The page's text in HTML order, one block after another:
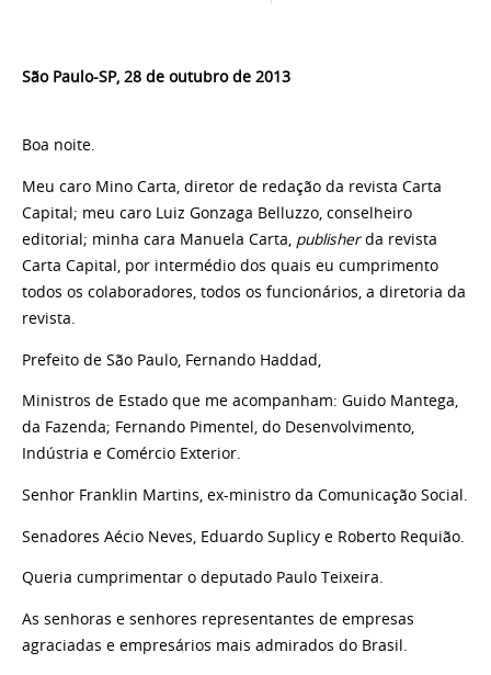
São Paulo-SP, 28 de outubro de 2013
Boa noite.
Meu caro Mino Carta, diretor de redação da revista Carta
Capital; meu caro Luiz Gonzaga Belluzzo, conselheiro
editorial; minha cara Manuela Carta, publisher da revista
Carta Capital, por intermédio dos quais eu cumprimento
todos os colaboradores, todos os funcionários, a diretoria da
revista.
Prefeito de São Paulo, Fernando Haddad,
Ministros de Estado que me acompanham: Guido Mantega,
da Fazenda; Fernando Pimentel, do Desenvolvimento,
Indústria e Comércio Exterior.
Senhor Franklin Martins, ex-ministro da Comunicação Social.
Senadores Aécio Neves, Eduardo Suplicy e Roberto Requião.
Queria cumprimentar o deputado Paulo Teixeira.
As senhoras e senhores representantes de empresas
agraciadas e empresários mais admirados do Brasil.